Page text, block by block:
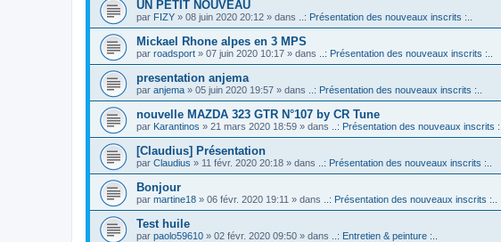
UN PETIT NOUVEAU
par FIZY » 08 juin 2020 20:12 » dans ..: Présentation des nouveaux inscrits :..
Mickael Rhone alpes en 3 MPS
par roadsport » 07 juin 2020 10:17 » dans ..: Présentation des nouveaux inscrits :..
presentation anjema
par anjema » 05 juin 2020 19:57 » dans ..: Présentation des nouveaux inscrits :..
nouvelle MAZDA 323 GTR N°107 by CR Tune
par Karantinos » 21 mars 2020 18:59 » dans ..: Présentation des nouveaux inscrits :..
[Claudius] Présentation
par Claudius » 11 févr. 2020 20:18 » dans ..: Présentation des nouveaux inscrits :..
Bonjour
par martine18 » 06 févr. 2020 19:11 » dans ..: Présentation des nouveaux inscrits :..
Test huile
par paolo59610 » 02 févr. 2020 09:50 » dans ..: Entretien & peinture :..